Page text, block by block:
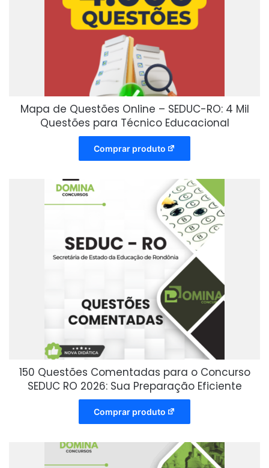
Mapa de Questões Online – SEDUC-RO: 4 Mil
Questões para Técnico Educacional
Comprar produto
150 Questões Comentadas para o Concurso
SEDUC RO 2026: Sua Preparação Eficiente
Comprar produto